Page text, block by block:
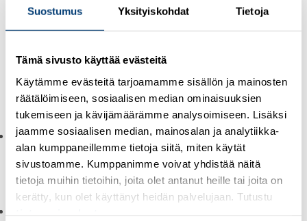
Suostumus Yksityiskohdat Tietoja
Tämä sivusto käyttää evästeitä
Käytämme evästeitä tarjoamamme sisällön ja mainosten
räätälöimiseen, sosiaalisen median ominaisuuksien
tukemiseen ja kävijämäärämme analysoimiseen. Lisäksi
jaamme sosiaalisen median, mainosalan ja analytiikka-
alan kumppaneillemme tietoja siitä, miten käytät
sivustoamme. Kumppanimme voivat yhdistää näitä
tietoja muihin tietoihin, joita olet antanut heille tai joita on
kerätty, kun olet käyttänyt heidän palvelujaan. Tutustu
pyyntölomake
myymälässä
Verkkokauppaamme rekisteröityneenä ja kirjautuneena
voit valita maksutavan.
Maksa verkkopankissa, luottokortilla tai mobiilissa:
verkkokauppamme maksuoperaattorina on Paytrail, ja voit
maksaa tuotteet verkkopankkitunnuksillasi, luottokortilla tai
kätevästi mobiilissa.